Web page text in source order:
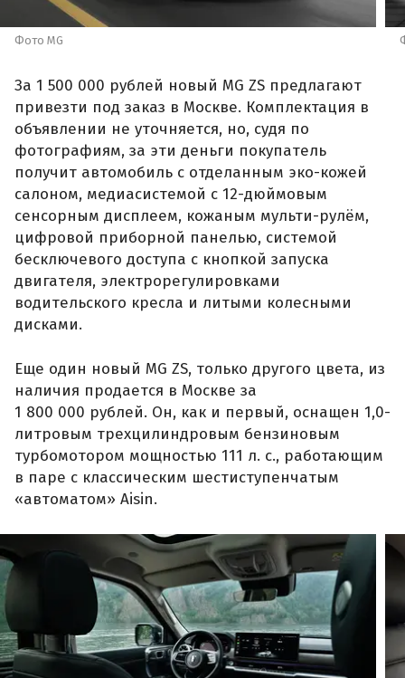
Фото MG
За 1 500 000 рублей новый MG ZS предлагают
привезти под заказ в Москве. Комплектация в
объявлении не уточняется, но, судя по
фотографиям, за эти деньги покупатель
получит автомобиль с отделанным эко-кожей
салоном, медиасистемой с 12-дюймовым
сенсорным дисплеем, кожаным мульти-рулём,
цифровой приборной панелью, системой
бесключевого доступа с кнопкой запуска
двигателя, электрорегулировками
водительского кресла и литыми колесными
дисками.
Еще один новый MG ZS, только другого цвета, из
наличия продается в Москве за
1 800 000 рублей. Он, как и первый, оснащен 1,0-
литровым трехцилиндровым бензиновым
турбомотором мощностью 111 л. с., работающим
в паре с классическим шестиступенчатым
«автоматом» Aisin.